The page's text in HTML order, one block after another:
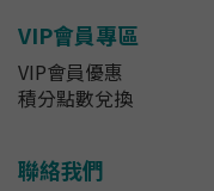
VIP會員專區
VIP會員優惠
積分點數兌換
聯絡我們